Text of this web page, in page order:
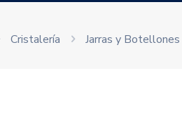
Cristalería Jarras y Botellones